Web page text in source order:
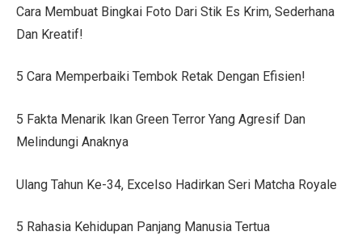
10 Model Batu Alam Dinding Minimalis Terbaru
Cara Membuat Bingkai Foto dari Stik Es Krim,
Tips Menata Hiasan Dinding untuk Ruang Tamu Estetis
Harga Kusen UPVC vs Aluminium, Ketahui
Cara Membuat Bingkai Foto Dari Stik Es Krim, Sederhana
Dan Kreatif!
5 Cara Memperbaiki Tembok Retak Dengan Efisien!
5 Fakta Menarik Ikan Green Terror Yang Agresif Dan
Melindungi Anaknya
Ulang Tahun Ke-34, Excelso Hadirkan Seri Matcha Royale
5 Rahasia Kehidupan Panjang Manusia Tertua